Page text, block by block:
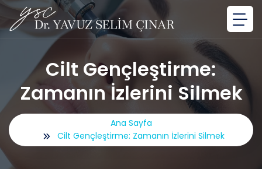
Cilt Gençleştirme:
Zamanın İzlerini Silmek
Ana Sayfa
Cilt Gençleştirme: Zamanın İzlerini Silmek